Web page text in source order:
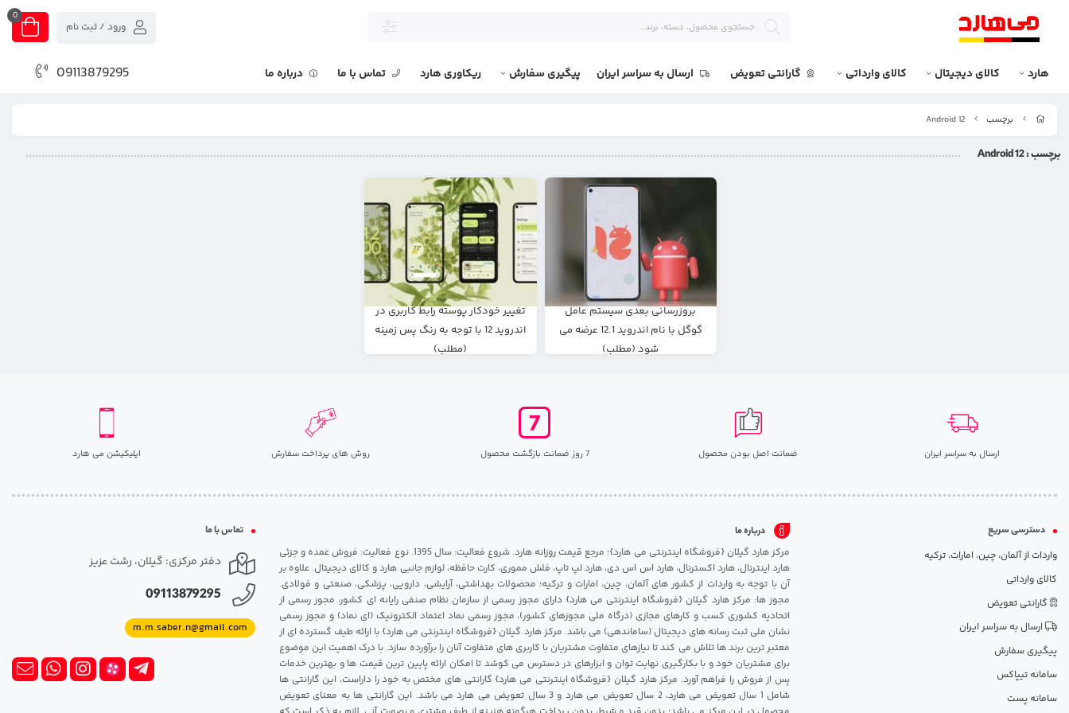
0
ورود / ثبت نام
هارد کالای دیجیتال کالای وارداتی گارانتی تعویض ارسال به سراسر ایران پیگیری سفارش ریکاوری هارد تماس با ما درباره ما 09113879295
برچسب Android 12
برچسب: Android 12
بروزرسانی بعدی سیستم عامل
گوگل با نام اندروید 12.1 عرضه می
شود (مطلب)
تغییر خودکار پوسته رابط کاربری در
اندروید 12 با توجه به رنگ پس زمینه
(مطلب)
ارسال به سراسر ایران ضمانت اصل بودن محصول 7 روز ضمانت بازگشت محصول روش های پرداخت سفارش اپلیکیشن می هارد
دسترسی سریع
واردات از آلمان، چین، امارات، ترکیه
کالای وارداتی
گارانتی تعویض
ارسال به سراسر ایران
پیگیری سفارش
سامانه تیپاکس
سامانه پست
درباره ما
مرکز هارد گیلان {فروشگاه اینترنتی می هارد}؛ مرجع قیمت روزانه هارد. شروع فعالیت: سال 1395. نوع فعالیت: فروش عمده و جزئی
هارد اینترنال، هارد اکسترنال، هارد اس اس دی، هارد لپ تاپ، فلش مموری، کارت حافظه، لوازم جانبی هارد و کالای دیجیتال. علاوه بر
آن با توجه به واردات از کشور های آلمان، چین، امارات و ترکیه؛ محصولات بهداشتی، آرایشی، دارویی، پزشکی، صنعتی و فولادی.
مجوز ها: مرکز هارد گیلان {فروشگاه اینترنتی می هارد} دارای مجوز رسمی از سازمان نظام صنفی رایانه ای کشور، مجوز رسمی از
اتحادیه کشوری کسب و کارهای مجازی (درگاه ملی مجوزهای کشور)، مجوز رسمی نماد اعتماد الکترونیک (ای نماد) و مجوز رسمی
نشان ملی ثبت رسانه های دیجیتال (ساماندهی) می باشد. مرکز هارد گیلان {فروشگاه اینترنتی می هارد} با ارائه طیف گسترده ای از
معتبر ترین برند ها تلاش می کند تا نیازهای متفاوت مشتریان با کاربری های متفاوت آنان را برآورده سازد. با درک اهمیت این موضوع
برای مشتریان خود و با بکارگیری نهایت توان و ابزارهای در دسترس می کوشد تا امکان ارائه پایین ترین قیمت ها و بهترین خدمات
پس از فروش را فراهم آورد. مرکز هارد گیلان {فروشگاه اینترنتی می هارد} گارانتی های مختص به خود را داراست، این گارانتی ها
شامل 1 سال تعویض می هارد، 2 سال تعویض می هارد و 3 سال تعویض می هارد می باشد. این گارانتی ها به معنای تعویض
تماس با ما
دفتر مرکزی: گیلان، رشت عزیز
09113879295
m.m.saber.n@gmail.com